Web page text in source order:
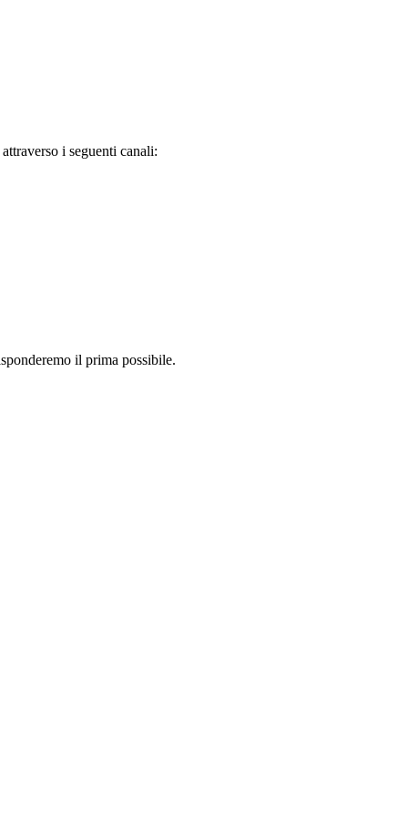
i seguenti canali:
il prima possibile.